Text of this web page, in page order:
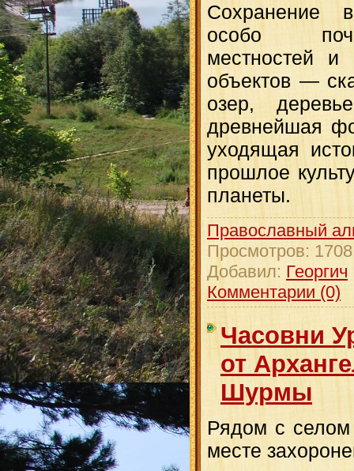
Сохранение в
особо
местностей и
объектов —
озер,
древнейшая
уходящая
прошлое
планеты.
Православный
Просмотров: 1708
Добавил: Георгич
Комментарии (0)
Часовни
от
Шурмы
Рядом с селом
месте